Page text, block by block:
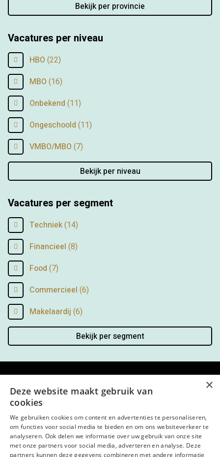
Bekijk per provincie
Vacatures per niveau
HBO (22)
MBO (16)
Onbekend (11)
Ongeschoold (11)
VMBO/MBO (7)
Bekijk per niveau
Vacatures per segment
Techniek(14)
Financieel (8)
Food (7)
Commercieel (6)
Makelaardij (6)
Bekijk per segment
Kantoor
Open sollicitatie
Volg ons op
×
Deze website maakt gebruik van
cookies
We gebruiken cookies om content en advertenties te personaliseren,
om functies voor social media te bieden en om ons websiteverkeer te
analyseren. Ook delen we informatie over uw gebruik van onze site
met onze partners voor social media, adverteren en analyse. Deze
partners kunnen deze gegevens combineren met andere informatie